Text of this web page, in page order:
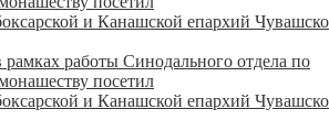
работы Синодального отдела по
посетил
и Канашской епархий